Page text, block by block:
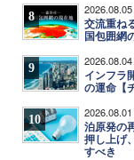
8 2026.08.05
交流重ね
国包囲網
9 2026.08.04
インフラ
の運命【
10 2026.08.01
泊原発の
押し上げ
すべき